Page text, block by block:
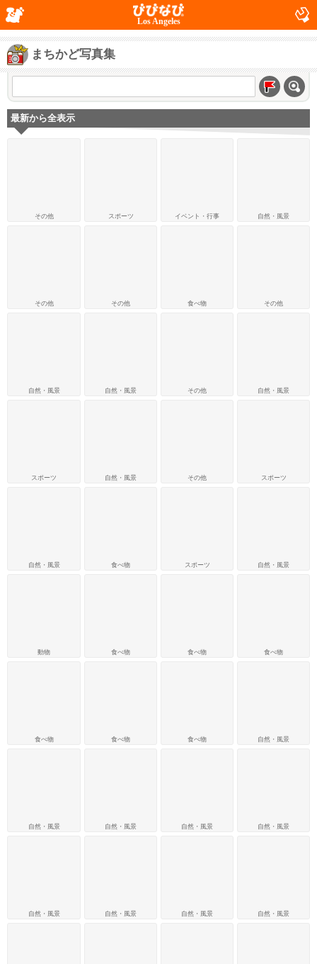
Los Angeles
まちかど写真集
最新から全表示
その他
その他
自然・風景
スポーツ
自然・風景
動物
食べ物
自然・風景
自然・風景
スポーツ
その他
自然・風景
自然・風景
食べ物
食べ物
食べ物
自然・風景
自然・風景
イベント・行事
食べ物
その他
その他
スポーツ
食べ物
食べ物
自然・風景
自然・風景
自然・風景
その他
自然・風景
スポーツ
自然・風景
食べ物
自然・風景
自然・風景
自然・風景